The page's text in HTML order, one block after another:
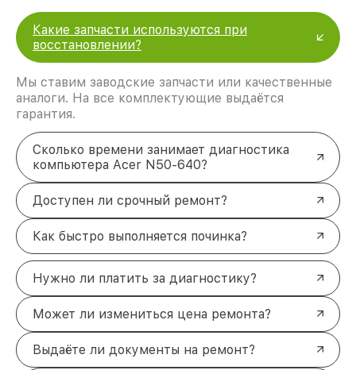
Какие запчасти используются при
восстановлении?
Мы ставим заводские запчасти или качественные
аналоги. На все комплектующие выдаётся
гарантия.
Сколько времени занимает диагностика
компьютера Acer N50-640?
Доступен ли срочный ремонт?
Как быстро выполняется починка?
Нужно ли платить за диагностику?
Может ли измениться цена ремонта?
Выдаёте ли документы на ремонт?